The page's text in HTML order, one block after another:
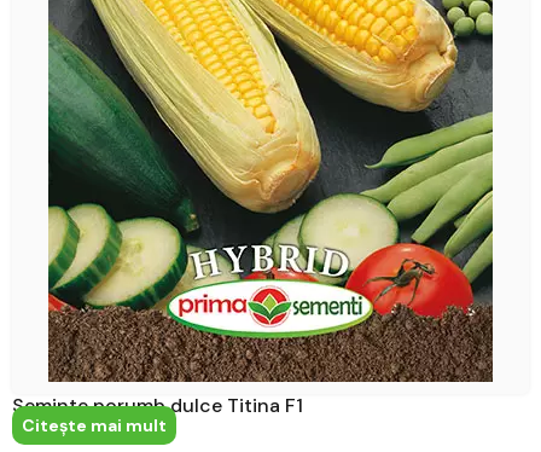
Seminte porumb dulce Titina F1
Citeşte mai mult